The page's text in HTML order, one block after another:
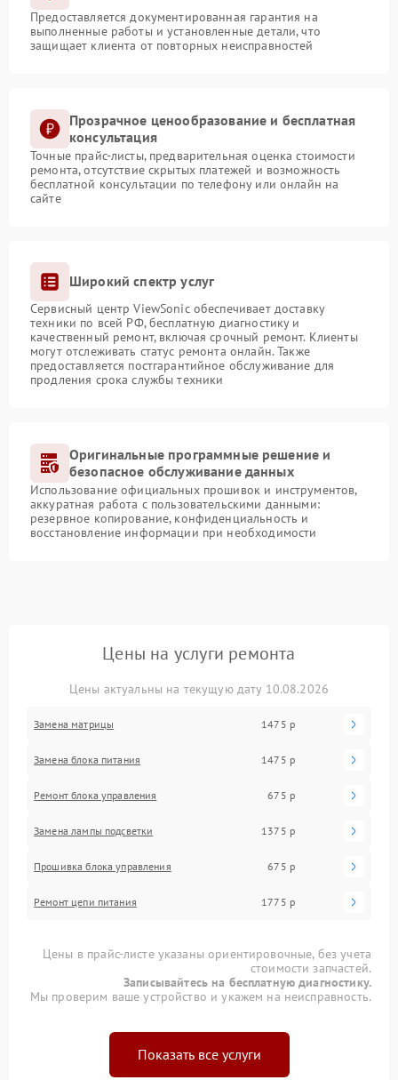
Предоставляется документированная гарантия на
выполненные работы и установленные детали, что
защищает клиента от повторных неисправностей
Прозрачное ценообразование и бесплатная
консультация
Точные прайс-листы, предварительная оценка стоимости
ремонта, отсутствие скрытых платежей и возможность
бесплатной консультации по телефону или онлайн на
сайте
Широкий спектр услуг
Сервисный центр ViewSonic обеспечивает доставку
техники по всей РФ, бесплатную диагностику и
качественный ремонт, включая срочный ремонт. Клиенты
могут отслеживать статус ремонта онлайн. Также
предоставляется постгарантийное обслуживание для
продления срока службы техники
Оригинальные программные решение и
безопасное обслуживание данных
Использование официальных прошивок и инструментов,
аккуратная работа с пользовательскими данными:
резервное копирование, конфиденциальность и
восстановление информации при необходимости
Цены на услуги ремонта
Цены актуальны на текущую дату 10.08.2026
Замена матрицы 1475 р
Замена блока питания 1475 р
Ремонт блока управления 675 р
Замена лампы подсветки 1375 р
Прошивка блока управления 675 р
Ремонт цепи питания 1775 р
Цены в прайс-листе указаны ориентировочные, без учета
стоимости запчастей.
Записывайтесь на бесплатную диагностику.
Мы проверим ваше устройство и укажем на неисправность.
Показать все услуги